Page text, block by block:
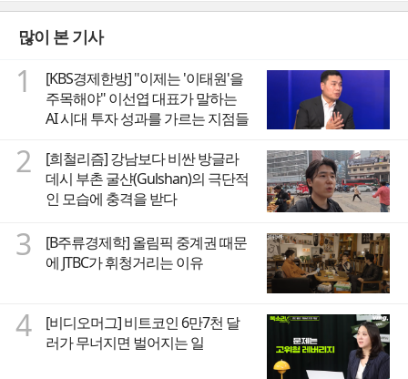
많이 본 기사
1
[KBS경제한방] "이제는 '이태원'을
주목해야" 이선엽 대표가 말하는
AI 시대 투자 성과를 가르는 지점들
2
[희철리즘] 강남보다 비싼 방글라
데시 부촌 굴샨(Gulshan)의 극단적
인 모습에 충격을 받다
3
[B주류경제학] 올림픽 중계권 때문
에 JTBC가 휘청거리는 이유
4
[비디오머그] 비트코인 6만7천 달
러가 무너지면 벌어지는 일